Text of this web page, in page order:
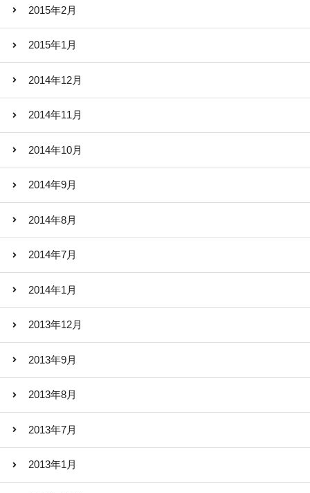
2015年2月
2015年1月
2014年12月
2014年11月
2014年10月
2014年9月
2014年8月
2014年7月
2014年1月
2013年12月
2013年9月
2013年8月
2013年7月
2013年1月